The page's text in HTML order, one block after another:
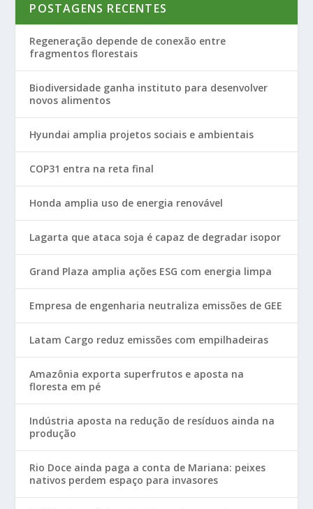
POSTAGENS RECENTES
Regeneração depende de conexão entre
fragmentos florestais
Biodiversidade ganha instituto para desenvolver
novos alimentos
Hyundai amplia projetos sociais e ambientais
COP31 entra na reta final
Honda amplia uso de energia renovável
Lagarta que ataca soja é capaz de degradar isopor
Grand Plaza amplia ações ESG com energia limpa
Empresa de engenharia neutraliza emissões de GEE
Latam Cargo reduz emissões com empilhadeiras
Amazônia exporta superfrutos e aposta na
floresta em pé
Indústria aposta na redução de resíduos ainda na
produção
Rio Doce ainda paga a conta de Mariana: peixes
nativos perdem espaço para invasores